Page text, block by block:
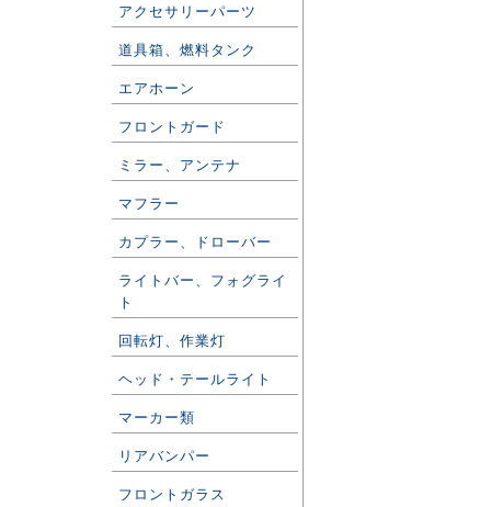
アクセサリーパーツ
道具箱、燃料タンク
エアホーン
フロントガード
ミラー、アンテナ
マフラー
カプラー、ドローバー
ライトバー、フォグライ
ト
回転灯、作業灯
ヘッド・テールライト
マーカー類
リアバンパー
フロントガラス